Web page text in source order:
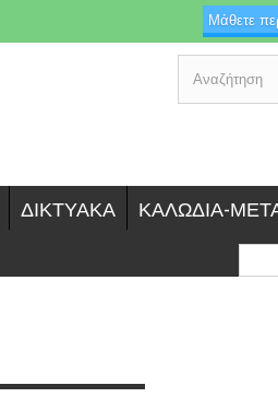
ΔΙΚΤΥΑΚΑ
ΚΑΛΩΔΙΑ-
Μάθετε